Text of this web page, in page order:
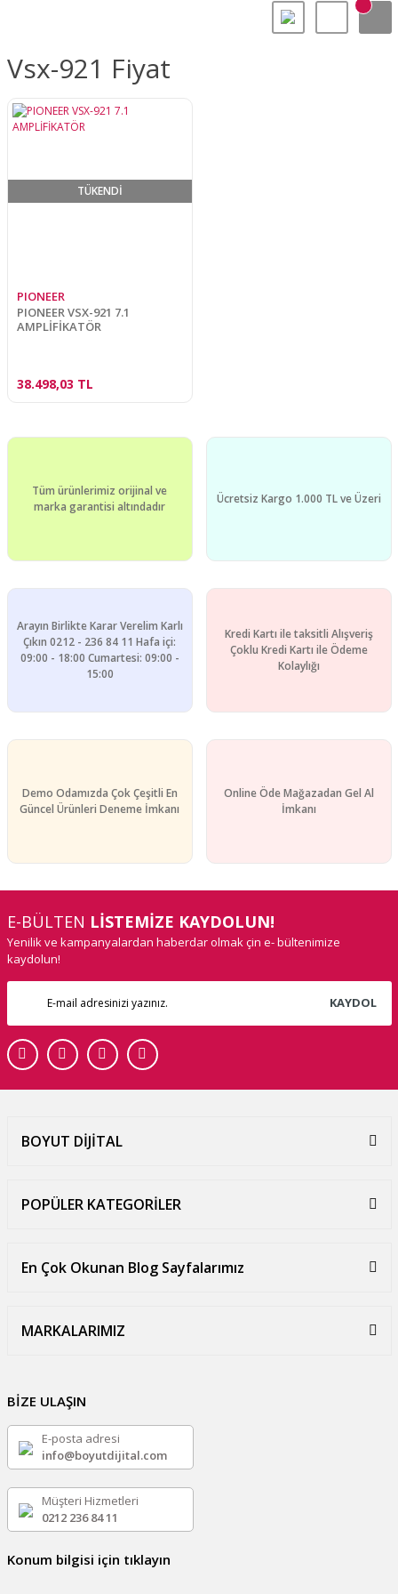
Vsx-921 Fiyat
TÜKENDİ
PIONEER
PIONEER VSX-921 7.1
AMPLİFİKATÖR
38.498,03 TL
Tüm ürünlerimiz orijinal ve
marka garantisi altındadır
Ücretsiz Kargo 1.000 TL ve Üzeri
Arayın Birlikte Karar Verelim Karlı
Çıkın 0212 - 236 84 11 Hafa içi:
09:00 - 18:00 Cumartesi: 09:00 -
15:00
Kredi Kartı ile taksitli Alışveriş
Çoklu Kredi Kartı ile Ödeme
Kolaylığı
Demo Odamızda Çok Çeşitli En
Güncel Ürünleri Deneme İmkanı
Online Öde Mağazadan Gel Al
İmkanı
E-BÜLTEN LİSTEMİZE KAYDOLUN!
Yenilik ve kampanyalardan haberdar olmak çin e- bültenimize
kaydolun!
KAYDOL
BOYUT DİJİTAL
POPÜLER KATEGORİLER
En Çok Okunan Blog Sayfalarımız
MARKALARIMIZ
BİZE ULAŞIN
E-posta adresi
info@boyutdijital.com
Müşteri Hizmetleri
0212 236 84 11
Konum bilgisi için tıklayın